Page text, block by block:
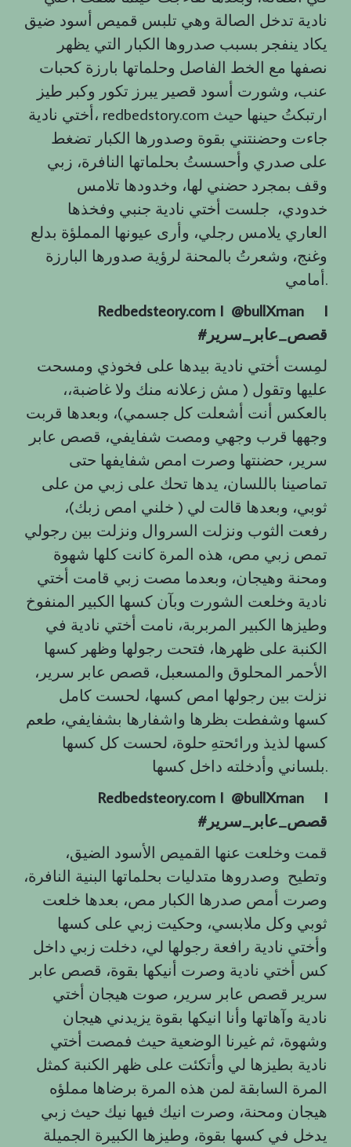
نادية تدخل الصالة وهي تلبس قميص أسود ضيق
يكاد ينفجر بسبب صدروها الكبار التي يظهر
نصفها مع الخط الفاصل وحلماتها بارزة كحبات
عنب، وشورت أسود قصير يبرز تكور وكبر طيز
أختي نادية، redbedstory.com ارتبكتُ حينها حيث
جاءت وحضنتني بقوة وصدورها الكبار تضغط
على صدري وأحسستُ بحلماتها النافرة، زبي
وقف بمجرد حضني لها، وخدودها تلامس
خدودي، جلست أختي نادية جنبي وفخذها
العاري يلامس رجلي، وأرى عيونها المملؤة بدلع
وغنج، وشعرتُ بالمحنة لرؤية صدورها البارزة
أمامي.
Redbedsteory.com I @bullXman
I
#
قصص عابر
سرير
لمِست أختي نادية بيدها على فخوذي ومسحت
عليها وتقول ( مش زعلانه منك ولا غاضبة،،
بالعكس أنت أشعلت كل جسمي)، وبعدها قربت
وجهها قرب وجهي ومصت شفايفي، قصص عابر
سرير، حضنتها وصرت امص شفايفها حتى
تماصينا باللسان، يدها تحك على زبي من على
ثوبي، وبعدها قالت لي ( خلني امص زبك)،
رفعت الثوب ونزلت السروال ونزلت بين رجولي
تمص زبي مص، هذه المرة كانت كلها شهوة
ومحنة وهيجان، وبعدما مصت زبي قامت أختي
نادية وخلعت الشورت وبآن كسها الكبير المنفوخ
وطيزها الكبير المربربة، نامت أختي نادية في
الكنبة على ظهرها، فتحت رجولها وظهر كسها
الأحمر المحلوق والمسعبل، قصص عابر سرير،
نزلت بين رجولها امص كسها، لحست كامل
كسها وشفطت بظرها واشفارها بشفايفي، طعم
كسها لذيذ ورائحتهِ حلوة، لحست كل كسها
بلساني وأدخلته داخل كسها.
Redbedsteory.com I @bullXman
I
#
قصص عابر
سرير
قمت وخلعت عنها القميص الأسود الضيق،
وتطيح وصدروها متدليات بحلماتها البنية النافرة،
وصرت أمص صدرها الكبار مص، بعدها خلعت
ثوبي وكل ملابسي، وحكيت زبي على كسها
وأختي نادية رافعة رجولها لي، دخلت زبي داخل
كس أختي نادية وصرت أنيكها بقوة، قصص عابر
سرير قصص عابر سرير، صوت هيجان أختي
نادية وآهاتها وأنا انيكها بقوة يزيدني هيجان
وشهوة، ثم غيرنا الوضعية حيث فمصت أختي
نادية بطيزها لي وأتكئت على ظهر الكنبة كمثل
المرة السابقة لمن هذه المرة برضاها مملؤه
هيجان ومحنة، وصرت انيك فيها نيك حيث زبي
يدخل في كسها بقوة، وطيزها الكبيرة الجميلة